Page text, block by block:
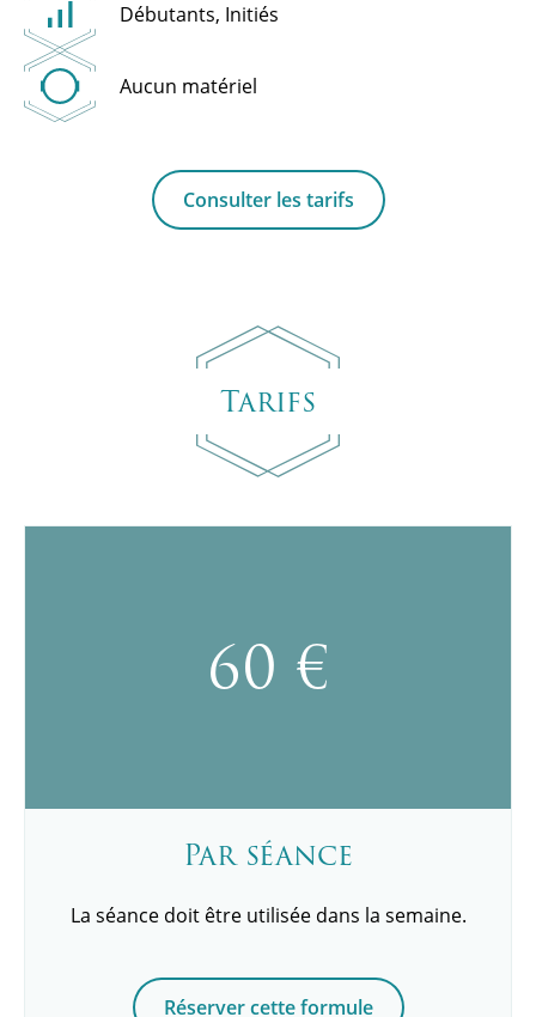
Débutants, Initiés
Aucun matériel
Consulter les tarifs
Tarifs
60 €
Par séance
La séance doit être utilisée dans la semaine.
Réserver cette formule